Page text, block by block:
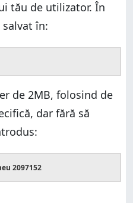
tău de utilizator. În
în:
de 2MB, folosind de
dar fără să
2097152